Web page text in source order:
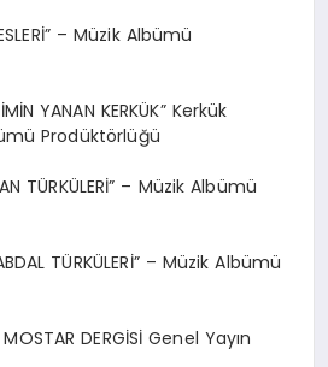
– Müzik Albümü
KERKÜK” Kerkük
Prodüktörlüğü
– Müzik Albümü
TÜRKÜLERİ” – Müzik Albümü
DERGİSİ Genel Yayın